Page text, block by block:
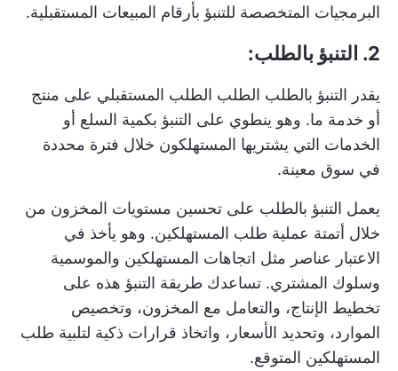
البرمجيات المتخصصة للتنبؤ بأرقام المبيعات المستقبلية.
2. التنبؤ بالطلب:
يقدر التنبؤ بالطلب الطلب الطلب المستقبلي على منتج
أو خدمة ما. وهو ينطوي على التنبؤ بكمية السلع أو
الخدمات التي يشتريها المستهلكون خلال فترة محددة
في سوق معينة.
يعمل التنبؤ بالطلب على تحسين مستويات المخزون من
خلال أتمتة عملية طلب المستهلكين. وهو يأخذ في
الاعتبار عناصر مثل اتجاهات المستهلكين والموسمية
وسلوك المشتري. تساعدك طريقة التنبؤ هذه على
تخطيط الإنتاج، والتعامل مع المخزون، وتخصيص
الموارد، وتحديد الأسعار، واتخاذ قرارات ذكية لتلبية طلب
المستهلكين المتوقع.